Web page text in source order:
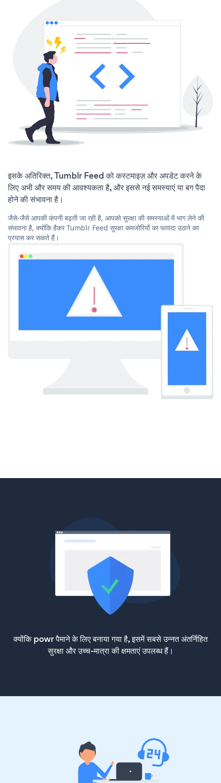
इसके अतिरिक्त, Tumblr Feed को कस्टमाइज़ और अपडेट करने के
लिए अभी और समय की आवश्यकता है, और इससे नई समस्याएं या बग पैदा
होने की संभावना है।
जैसे-जैसे आपकी कंपनी बढ़ती जा रही है, आपको सुरक्षा की समस्याओं में भाग लेने की
संभावना है, क्योंकि हैकर Tumblr Feed सुरक्षा कमजोरियों का फायदा उठाने का
प्रयास कर सकते हैं।
क्योंकि powr पैमाने के लिए बनाया गया है, इसमें सबसे उन्नत अंतर्निहित
सुरक्षा और उच्च-मात्रा की क्षमताएं उपलब्ध हैं।